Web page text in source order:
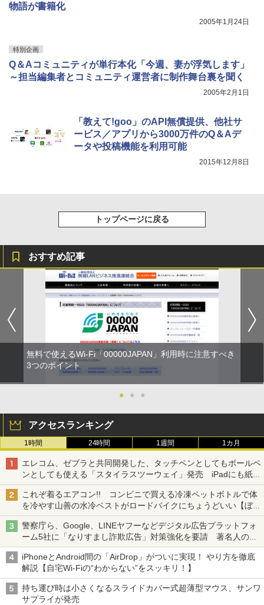
物語が書籍化
2005年1月24日
特別企画
Q＆Aコミュニティが単行本化「今週、妻が浮気します」
～担当編集者とコミュニティ運営者に制作舞台裏を聞く
2005年2月1日
「教えて!goo」のAPI無償提供、他社サ
ービス／アプリから3000万件のQ＆Aデ
ータや投稿機能を利用可能
2015年12月8日
トップページに戻る
おすすめ記事
無料で使えるWi-Fi「00000JAPAN」利用時に注意すべき
3つのポイント
● ● ●
アクセスランキング
1時間 24時間 1週間 1カ月
エレコム、ゼブラと共同開発した、タッチペンとしてもボールペ
ンとしても使える「スタイラスツーウェイ」発売 iPadにも紙に
も、持ち替えずに書き込める
これぞ着るエアコン!! コンビニで買える冷凍ペットボトルで体
を冷やす山善の水冷ベストがロードバイクにちょうどいい【ぼっ
ち・ざ・ろーど！その14】【空いた時間でなにしてる？】
警察庁ら、Google、LINEヤフーなどデジタル広告プラットフォ
ーム5社に「なりすまし詐欺広告」対策強化を要請 著名人の写
真や映像を使った投資詐欺などへの対策として
iPhoneとAndroid間の「AirDrop」がついに実現！ やり方を徹底
解説【自宅Wi-Fiの“わからない”をスッキリ！】
持ち運び時は小さくなるスライドカバー式超薄型マウス、サンワ
サプライが発売